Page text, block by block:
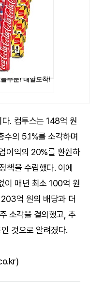
. 컴투스는 148억 원
의 5.1%를 소각하며
이익의 20%를 환원하
책을 수립했다. 이에
이 매년 최소 100억 원
억 원의 배당과 더
소각을 결의했고, 추
것으로 알려졌다.